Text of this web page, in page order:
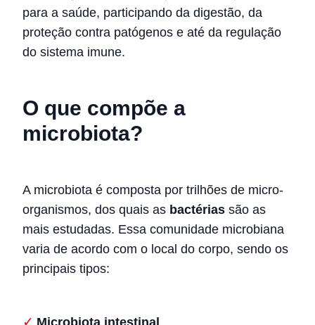
para a saúde, participando da digestão, da
proteção contra patógenos e até da regulação
do sistema imune.
O que compõe a
microbiota?
A microbiota é composta por trilhões de micro-
organismos, dos quais as bactérias são as
mais estudadas. Essa comunidade microbiana
varia de acordo com o local do corpo, sendo os
principais tipos:
Microbiota intestinal